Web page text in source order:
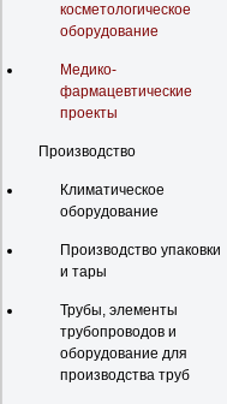
косметологическое
оборудование
Медико-
фармацевтические
проекты
Производство
Климатическое
оборудование
Производство упаковки
и тары
Трубы, элементы
трубопроводов и
оборудование для
производства труб